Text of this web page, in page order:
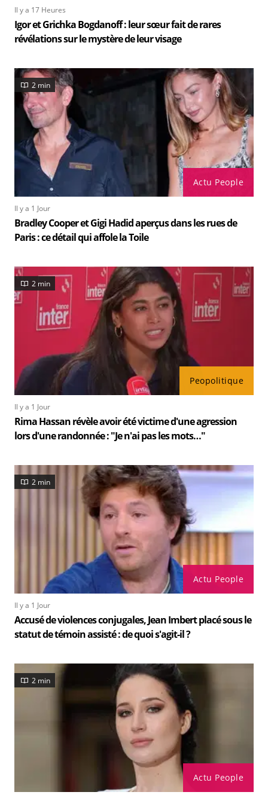
Il y a 17 Heures
Igor et Grichka Bogdanoff : leur sœur fait de rares
révélations sur le mystère de leur visage
Actu People
2 min
Il y a 1 Jour
Bradley Cooper et Gigi Hadid aperçus dans les rues de
Paris : ce détail qui affole la Toile
Peopolitique
2 min
Il y a 1 Jour
Rima Hassan révèle avoir été victime d'une agression
lors d'une randonnée : "Je n'ai pas les mots…"
Actu People
2 min
Il y a 1 Jour
Accusé de violences conjugales, Jean Imbert placé sous le
statut de témoin assisté : de quoi s'agit-il ?
Actu People
2 min